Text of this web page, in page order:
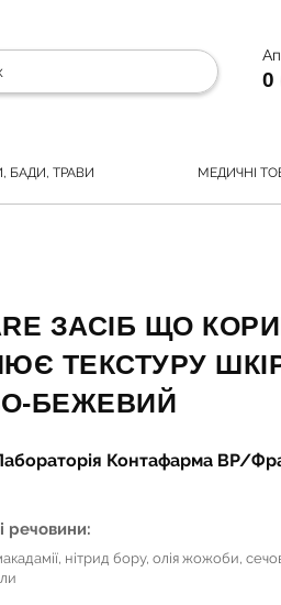
0
БАДИ, ТРАВИ МЕДИЧНІ
ЗАСІБ ЩО
ТЕКСТУРУ
БЕЖЕВИЙ
Контафарма ВР/
речовини:
нітрид бору, олія жожоби,